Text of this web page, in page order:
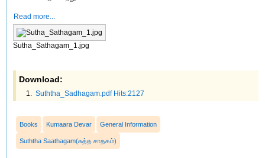
Read more...
Sutha_Sathagam_1.jpg
Download:
Suththa_Sadhagam.pdf Hits:2127
Books Kumaara Devar General Information
Suththa Saathagam(சுத்த சாதகம்)